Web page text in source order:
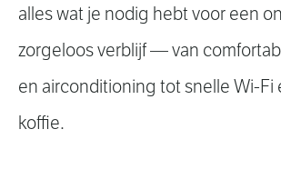
alles wat je nodig hebt voor een
zorgeloos verblijf — van
en airconditioning tot snelle Wi-Fi
koffie.